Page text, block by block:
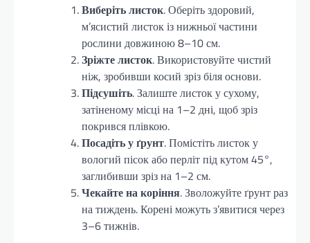
Виберіть листок. Оберіть здоровий,
м’ясистий листок із нижньої частини
рослини довжиною 8–10 см.
Зріжте листок. Використовуйте чистий
ніж, зробивши косий зріз біля основи.
Підсушіть. Залиште листок у сухому,
затіненому місці на 1–2 дні, щоб зріз
покрився плівкою.
Посадіть у ґрунт. Помістіть листок у
вологий пісок або перліт під кутом 45°,
заглибивши зріз на 1–2 см.
Чекайте на коріння. Зволожуйте ґрунт раз
на тиждень. Корені можуть з’явитися через
3–6 тижнів.